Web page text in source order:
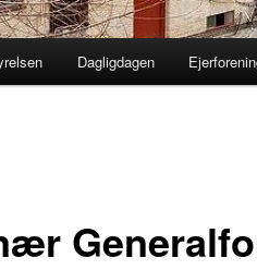
Dagligdagen